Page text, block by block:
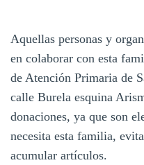
Aquellas personas y
en colaborar con esta
de Atención Primaria de
calle Burela esquina
donaciones, ya que son
necesita esta familia,
acumular artículos.